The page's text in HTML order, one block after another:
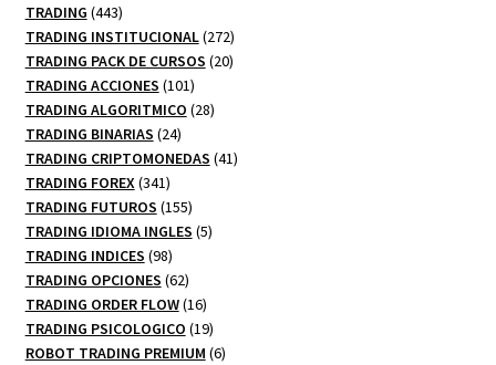
productos
TRADING 443443
productos
TRADING INSTITUCIONAL 272272
productos
TRADING PACK DE CURSOS 2020
TRADING ACCIONES 101101
productos
TRADING ALGORITMICO 2828
TRADING BINARIAS 2424
productos
TRADING CRIPTOMONEDAS 4141
TRADING FOREX 341341
productos
TRADING FUTUROS 155155
productos
TRADING IDIOMA INGLES 55
TRADING INDICES 9898
productos
TRADING OPCIONES 6262
productos
TRADING ORDER FLOW 1616
productos
TRADING PSICOLOGICO 1919
productos
ROBOT TRADING PREMIUM 66